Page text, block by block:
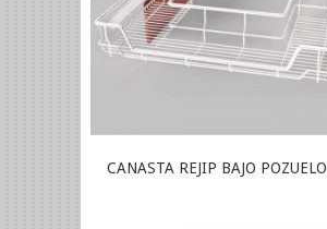
CANASTA REJIP BAJO POZUELO